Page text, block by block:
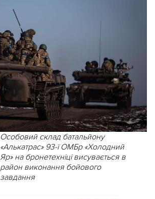
Особовий склад батальйону
«Алькатрас» 93-ї ОМБр «Холодний
Яр» на бронетехніці висувається в
район виконання бойового
завдання